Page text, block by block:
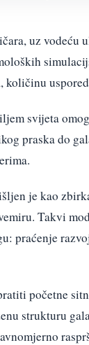
uz vodeću
količinu
svijeta
praska do
je kao
Takvi
praćenje
početne
strukturu